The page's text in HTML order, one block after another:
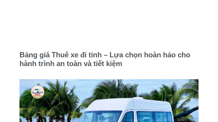
Bảng giá Thuê xe đi tỉnh – Lựa chọn hoàn hảo cho
hành trình an toàn và tiết kiệm